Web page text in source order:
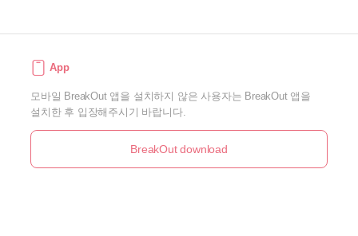
App
모바일 BreakOut 앱을 설치하지 않은 사용자는 BreakOut 앱을
설치한 후 입장해주시기 바랍니다.
BreakOut download